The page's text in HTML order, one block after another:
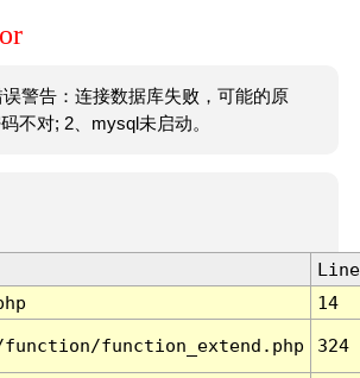
警告：连接数据库失败，可能的原
不对; 2、mysql未启动。
Line
14
function_extend.php 324